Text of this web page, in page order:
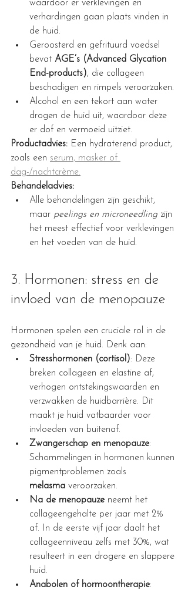
waardoor er verklevingen en
verhardingen gaan plaats vinden in
de huid.
Geroosterd en gefrituurd voedsel
bevat AGE’s (Advanced Glycation
End-products), die collageen
beschadigen en rimpels veroorzaken.
Alcohol en een tekort aan water
drogen de huid uit, waardoor deze
er dof en vermoeid uitziet.
Productadvies: Een hydraterend product,
zoals een serum, masker of
dag-/nachtcrème.
Behandeladvies:
Alle behandelingen zijn geschikt,
maar peelings en microneedling zijn
het meest effectief voor verklevingen
en het voeden van de huid.
3. Hormonen: stress en de
invloed van de menopauze
Hormonen spelen een cruciale rol in de
gezondheid van je huid. Denk aan:
Stresshormonen (cortisol): Deze
breken collageen en elastine af,
verhogen ontstekingswaarden en
verzwakken de huidbarrière. Dit
maakt je huid vatbaarder voor
invloeden van buitenaf.
Zwangerschap en menopauze:
Schommelingen in hormonen kunnen
pigmentproblemen zoals
melasma veroorzaken.
Na de menopauze neemt het
collageengehalte per jaar met 2%
af. In de eerste vijf jaar daalt het
collageenniveau zelfs met 30%, wat
resulteert in een drogere en slappere
huid.
Anabolen of hormoontherapie: